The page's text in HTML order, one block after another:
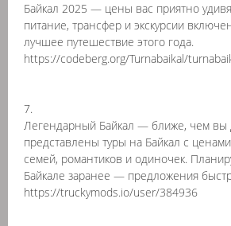
Байкал 2025 — цены вас приятно
питание, трансфер и экскурсии
лучшее путешествие этого года.
https://codeberg.org/Turnabaikal/
7.
Легендарный Байкал — ближе, чем вы
представлены туры на Байкал с
семей, романтиков и одиночек.
Байкале заранее — предложения
https://truckymods.io/user/384936